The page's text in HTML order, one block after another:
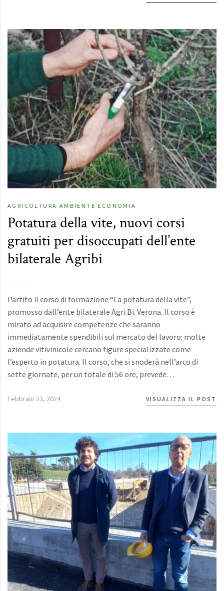
AGRICOLTURA AMBIENTE ECONOMIA
Potatura della vite, nuovi corsi
gratuiti per disoccupati dell’ente
bilaterale Agribi
Partito il corso di formazione “La potatura della vite”,
promosso dall’ente bilaterale Agri.Bi. Verona. Il corso è
mirato ad acquisire competenze che saranno
immediatamente spendibili sul mercato del lavoro: molte
aziende vitivinicole cercano figure specializzate come
l’esperto in potatura. Il corso, che si snoderà nell’arco di
sette giornate, per un totale di 56 ore, prevede…
Febbraio 23, 2024 VISUALIZZA IL POST